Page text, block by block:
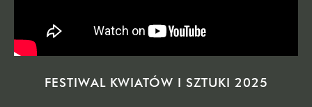
FESTIWAL KWIATÓW I SZTUKI 2025